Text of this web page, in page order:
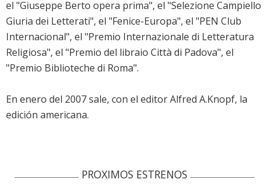
el "Giuseppe Berto opera prima", el "Selezione Campiello
Giuria dei Letterati", el "Fenice-Europa", el "PEN Club
Internacional", el "Premio Internazionale di Letteratura
Religiosa", el "Premio del libraio Città di Padova", el
"Premio Biblioteche di Roma".
En enero del 2007 sale, con el editor Alfred A.Knopf, la
edición americana.
PROXIMOS ESTRENOS